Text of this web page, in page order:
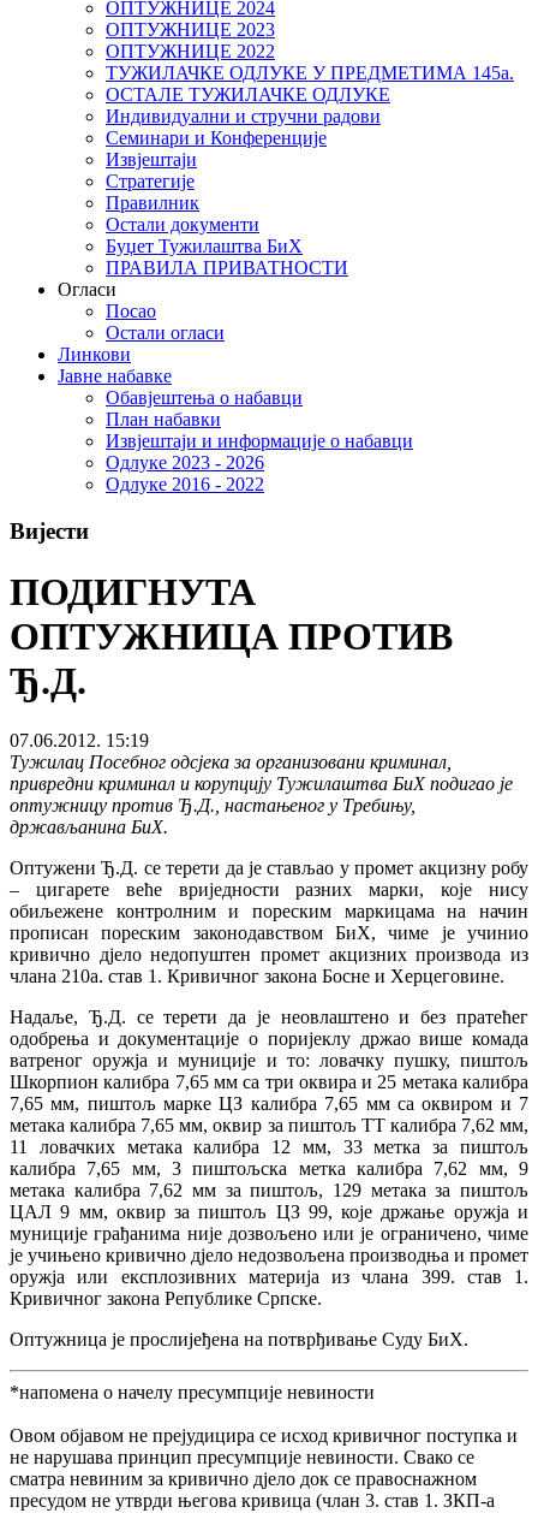
ОПТУЖНИЦЕ 2024
ОПТУЖНИЦЕ 2023
ОПТУЖНИЦЕ 2022
ТУЖИЛАЧКЕ ОДЛУКЕ У ПРЕДМЕТИМА 145а.
ОСТАЛЕ ТУЖИЛАЧКЕ ОДЛУКЕ
Индивидуални и стручни радови
Семинари и Конференције
Извјештаји
Стратегије
Правилник
Остали документи
Буџет Тужилаштва БиХ
ПРАВИЛА ПРИВАТНОСТИ
Огласи
Посао
Остали огласи
Линкови
Јавне набавке
Обавјештења о набавци
План набавки
Извјештаји и информације о набавци
Одлуке 2023 - 2026
Одлуке 2016 - 2022
Вијести
ПОДИГНУТА
ОПТУЖНИЦА ПРОТИВ
Ђ.Д.
07.06.2012. 15:19
Тужилац Посебног одсјека за организовани криминал,
привредни криминал и корупцију Тужилаштва БиХ подигао је
оптужницу против Ђ.Д., настањеног у Требињу,
држављанина БиХ.
Оптужени Ђ.Д. се терети да је стављао у промет акцизну робу
– цигарете веће вриједности разних марки, које нису
обиљежене контролним и пореским маркицама на начин
прописан пореским законодавством БиХ, чиме је учинио
кривично дјело недопуштен промет акцизних производа из
члана 210а. став 1. Кривичног закона Босне и Херцеговине.
Надаље, Ђ.Д. се терети да је неовлаштено и без пратећег
одобрења и документације о поријеклу држао више комада
ватреног оружја и муниције и то: ловачку пушку, пиштољ
Шкорпион калибра 7,65 мм са три оквира и 25 метака калибра
7,65 мм, пиштољ марке ЦЗ калибра 7,65 мм са оквиром и 7
метака калибра 7,65 мм, оквир за пиштољ ТТ калибра 7,62 мм,
11 ловачких метака калибра 12 мм, 33 метка за пиштољ
калибра 7,65 мм, 3 пиштољска метка калибра 7,62 мм, 9
метака калибра 7,62 мм за пиштољ, 129 метака за пиштољ
ЦАЛ 9 мм, оквир за пиштољ ЦЗ 99, које држање оружја и
муниције грађанима није дозвољено или је ограничено, чиме
је учињено кривично дјело недозвољена производња и промет
оружја или експлозивних материја из члана 399. став 1.
Кривичног закона Републике Српске.
Оптужница је прослијеђена на потврђивање Суду БиХ.
*напомена о начелу пресумпције невиности
Овом објавом не прејудицира се исход кривичног поступка и
не нарушава принцип пресумпције невиности. Свако се
сматра невиним за кривично дјело док се правоснажном
пресудом не утврди његова кривица (члан 3. став 1. ЗКП-а